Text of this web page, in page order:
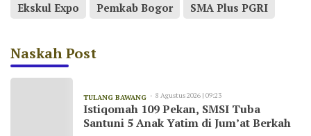
Ekskul Expo Pemkab Bogor SMA Plus PGRI
Naskah Post
TULANG BAWANG 8 Agustus 2026 | 09:23
Istiqomah 109 Pekan, SMSI Tuba
Santuni 5 Anak Yatim di Jum’at Berkah